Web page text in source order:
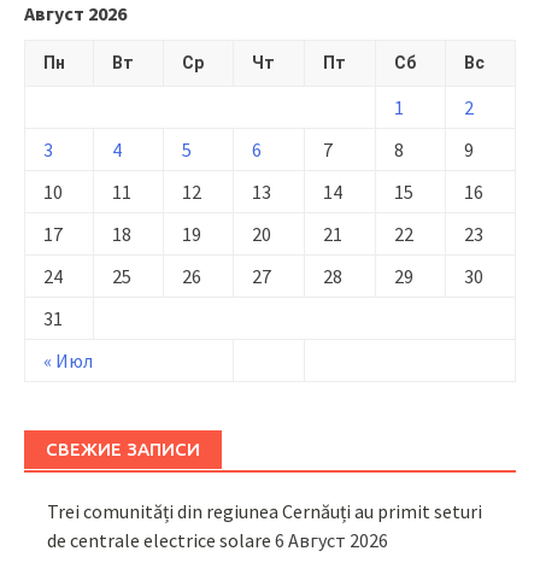
Август 2026
Пн Вт Ср Чт Пт Сб Вс
« Июл
1
2
3
4 5 6 7 8
9
10
11 12 13 14 15
16
17
18 19 20 21 22
23
24
25 26 27 28 29
30
31
СВЕЖИЕ ЗАПИСИ
Trei comunități din regiunea Cernăuți au primit seturi
de centrale electrice solare 6 Август 2026